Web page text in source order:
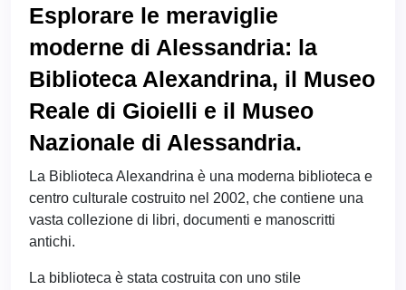
Esplorare le meraviglie
moderne di Alessandria: la
Biblioteca Alexandrina, il Museo
Reale di Gioielli e il Museo
Nazionale di Alessandria.
La Biblioteca Alexandrina è una moderna biblioteca e
centro culturale costruito nel 2002, che contiene una
vasta collezione di libri, documenti e manoscritti
antichi.
La biblioteca è stata costruita con uno stile